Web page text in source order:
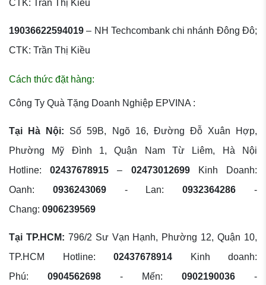
CTK: Trần Thị Kiều
19036622594019– NH Techcombank chi nhánh Đông Đô;
CTK: Trần Thị Kiều
Cách thức đặt hàng:
Công Ty Quà Tặng Doanh Nghiệp EPVINA :
Tại Hà Nội: Số 59B, Ngõ 16, Đường Đỗ Xuân Hợp,
Phường Mỹ Đình 1, Quận Nam Từ Liêm, Hà Nội
Hotline:02437678915 – 02473012699Kinh Doanh:
Oanh: 0936243069- Lan:0932364286 -
Chang: 0906239569
Tại TP.HCM: 796/2 Sư Vạn Hạnh, Phường 12, Quận 10,
TP.HCM Hotline: 02437678914 Kinh doanh:
Phú: 0904562698 - Mến: 0902190036 -